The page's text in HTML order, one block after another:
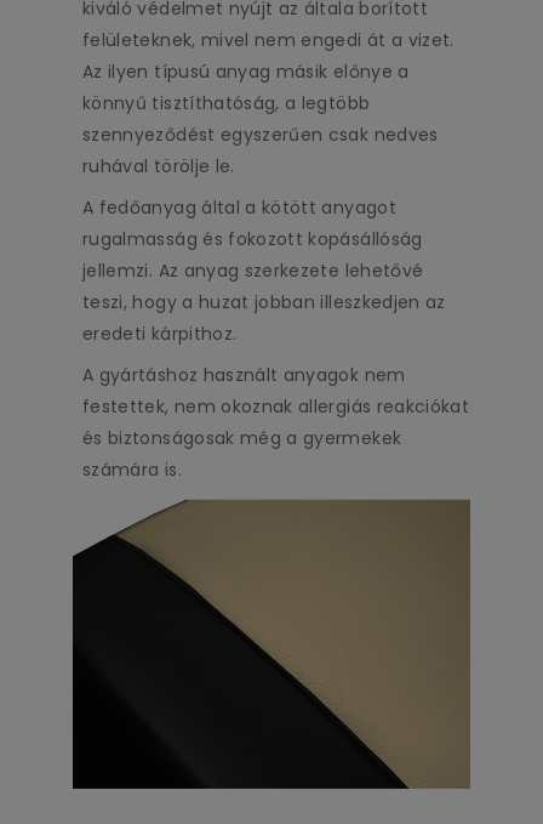
kiváló védelmet nyújt az általa borított
felületeknek, mivel nem engedi át a vizet.
Az ilyen típusú anyag másik előnye a
könnyű tisztíthatóság, a legtöbb
szennyeződést egyszerűen csak nedves
ruhával törölje le.
A fedőanyag által a kötött anyagot
rugalmasság és fokozott kopásállóság
jellemzi. Az anyag szerkezete lehetővé
teszi, hogy a huzat jobban illeszkedjen az
eredeti kárpithoz.
A gyártáshoz használt anyagok nem
festettek, nem okoznak allergiás reakciókat
és biztonságosak még a gyermekek
számára is.